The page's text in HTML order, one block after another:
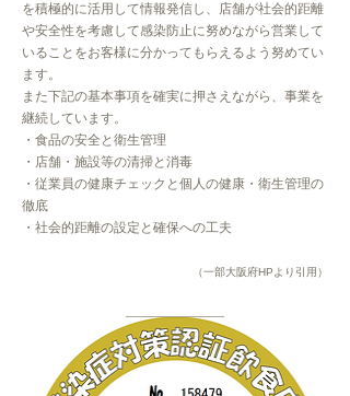
を積極的に活用して情報発信し、店舗が社会的距離
や安全性を考慮して感染防止に努めながら営業して
いることをお客様に分かってもらえるよう努めてい
ます。
また下記の基本事項を確実に押さえながら、事業を
継続しています。
・食品の安全と衛生管理
・店舗・施設等の清掃と消毒
・従業員の健康チェックと個人の健康・衛生管理の
徹底
・社会的距離の設定と確保への工夫
（一部大阪府HPより引用）